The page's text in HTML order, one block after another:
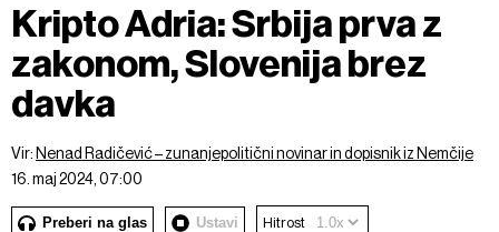
Kripto Adria: Srbija prva z
zakonom, Slovenija brez
davka
Vir: Nenad Radičević – zunanjepolitični novinar in dopisnik iz Nemčije
16. maj 2024, 07:00
Preberi na glas Ustavi Hitrost